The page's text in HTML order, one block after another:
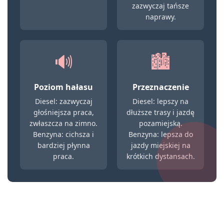
zazwyczaj tańsze
naprawy.
🔊
Poziom hałasu
Diesel: zazwyczaj
głośniejsza praca,
zwłaszcza na zimno.
Benzyna: cichsza i
bardziej płynna
praca.
🏙️
Przeznaczenie
Diesel: lepszy na
dłuższe trasy i jazdę
pozamiejską.
Benzyna: lepsza do
jazdy miejskiej na
krótkich dystansach.